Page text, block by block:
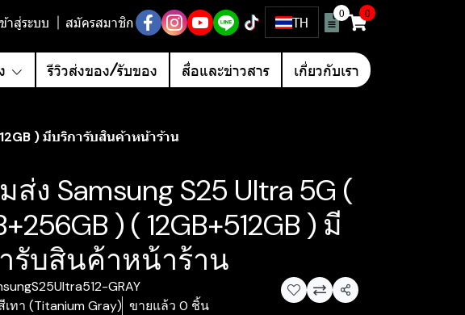
าสู่ระบบ สมัครสมาชิก TH
0 0
รีวิวส่งของ/รับของ สื่อและข่าวสาร เกี่ยวกับเรา
) มีบริการับสินค้าหน้าร้าน
ส่ง Samsung S25 Ultra 5G (
) ( 12GB+512GB ) มี
รับสินค้าหน้าร้าน
GRAY
เทา (Titanium Gray) ขายแล้ว 0 ชิ้น
แชร์